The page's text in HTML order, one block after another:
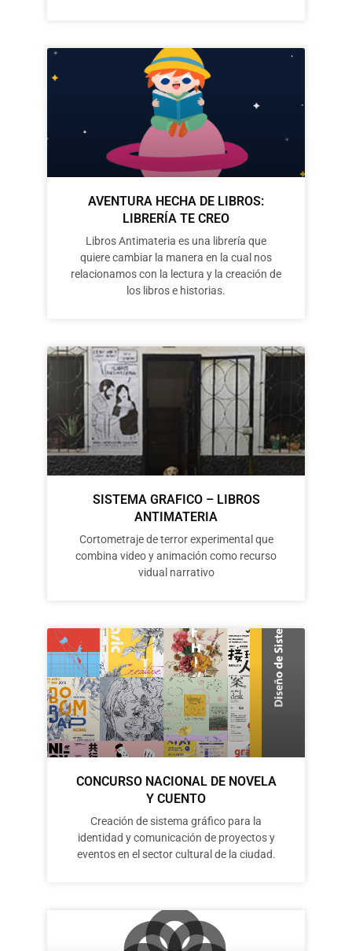
AVENTURA HECHA DE LIBROS:
LIBRERÍA TE CREO
Libros Antimateria es una librería que
quiere cambiar la manera en la cual nos
relacionamos con la lectura y la creación de
los libros e historias.
SISTEMA GRAFICO – LIBROS
ANTIMATERIA
Cortometraje de terror experimental que
combina video y animación como recurso
vidual narrativo
CONCURSO NACIONAL DE NOVELA
Y CUENTO
Creación de sistema gráfico para la
identidad y comunicación de proyectos y
eventos en el sector cultural de la ciudad.